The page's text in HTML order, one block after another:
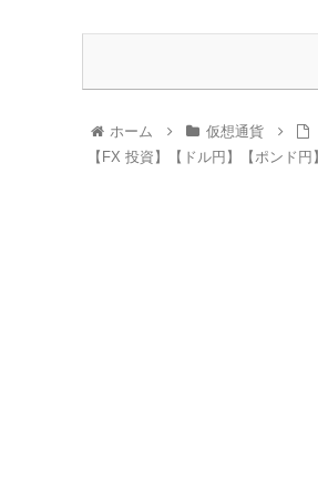
ホーム 仮想通貨
【FX 投資】【ドル円】【ポンド